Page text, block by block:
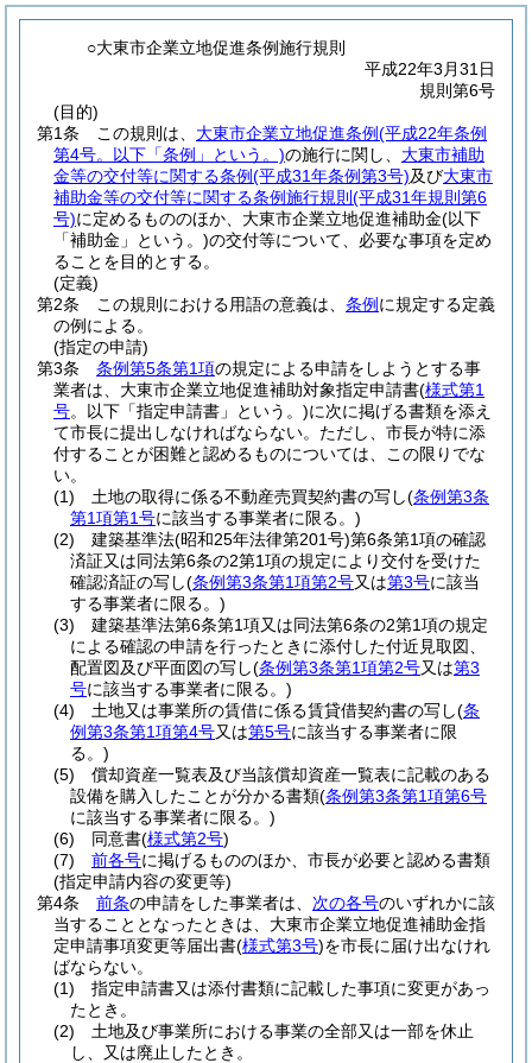
○大東市企業立地促進条例施行規則
平成22年3月31日
規則第6号
(目的)
第1条
この規則は、 大東市企業立地促進条例(平成22年条例
第4号。以下「条例」という。)の施行に関し、 大東市補助
金等の交付等に関する条例(平成31年条例第3号)及び大東市
補助金等の交付等に関する条例施行規則 (平成31年規則第6
号)に定めるもののほか、大東市企業立地促進補助金(以下
「補助金」という。)の交付等について、必要な事項を定め
ることを目的とする。
(定義)
第2条
この規則における用語の意義は、 条例 に規定する定義
の例による。
(指定の申請)
第3条
条例第5条第1項の規定による申請をしようとする事
業者は、大東市企業立地促進補助対象指定申請書(様式第1
号。以下「指定申請書」という。)に次に掲げる書類を添え
て市長に提出しなければならない。 ただし、市長が特に添
付することが困難と認めるものについては、この限りでな
い。
(1)
土地の取得に係る不動産売買契約書の写し(条例第3条
第1項第1号に該当する事業者に限る。)
(2)
建築基準法(昭和25年法律第201号)第6条第1項の確認
済証又は同法第6条の2第1項の規定により交付を受けた
確認済証の写し(条例第3条第1項第2号又は第3号に該当
する事業者に限る。)
(3)
建築基準法第6条第1項又は同法第6条の2第1項の規定
による確認の申請を行ったときに添付した付近見取図、
配置図及び平面図の写し(条例第3条第1項第2号又は第3
号に該当する事業者に限る。)
(4)
土地又は事業所の賃借に係る賃貸借契約書の写し(条
例第3条第1項第4号又は第5号に該当する事業者に限
る。)
(5)
償却資産一覧表及び当該償却資産一覧表に記載のある
設備を購入したことが分かる書類(条例第3条第1項第6号
に該当する事業者に限る。)
(6)
同意書(様式第2号)
(7)
前各号に掲げるもののほか、市長が必要と認める書類
(指定申請内容の変更等)
第4条
前条の申請をした事業者は、 次の各号のいずれかに該
当することとなったときは、大東市企業立地促進補助金指
定申請事項変更等届出書(様式第3号)を市長に届け出なけれ
ばならない。
(1)
指定申請書又は添付書類に記載した事項に変更があっ
たとき。
(2)
土地及び事業所における事業の全部又は一部を休止
し、又は廃止したとき。